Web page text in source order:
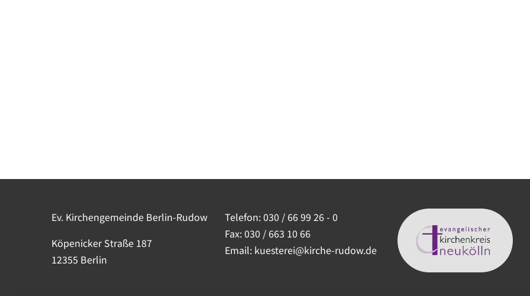
Ev. Kirchengemeinde Berlin-Rudow
Köpenicker Straße 187
12355 Berlin
Telefon:030 / 66 99 26 - 0
Fax: 030 / 663 10 66
Email: kuesterei@kirche-rudow.de